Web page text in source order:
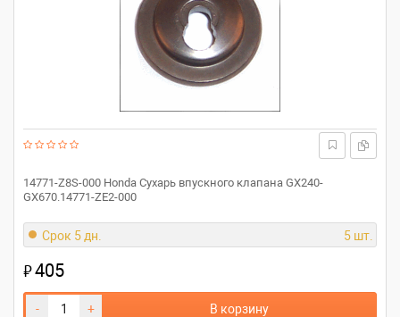
14771-Z8S-000 Honda Сухарь впускного клапана GX240-
GX670.14771-ZE2-000
Срок 5 дн. 5 шт.
₽405
- + В корзину